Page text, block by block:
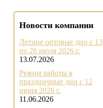
Новости компании
Летние оптовые дни с 13
по 26 июля 2026 г.
13.07.2026
Режим работы в
праздничные дни с 12
июня 2026 г.
11.06.2026